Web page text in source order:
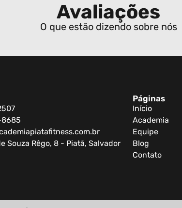
Avaliações
O que estão dizendo sobre nós
8685
Souza Rêgo, 8 - Piatã, Salvador
Páginas
Início
Academia
Equipe
Blog
Contato